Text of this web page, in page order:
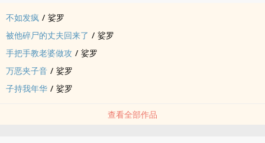
不如发疯 / 娑罗
被他碎尸的丈夫回来了 / 娑罗
手把手教老婆做攻 / 娑罗
万恶夹子音 / 娑罗
子持我年华 / 娑罗
查看全部作品